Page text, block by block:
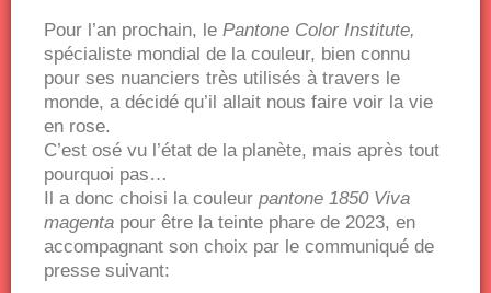
Pour l’an prochain, le Pantone Color Institute,
spécialiste mondial de la couleur, bien connu
pour ses nuanciers très utilisés à travers le
monde, a décidé qu’il allait nous faire voir la vie
en rose.
C’est osé vu l’état de la planète, mais après tout
pourquoi pas…
Il a donc choisi la couleur pantone 1850 Viva
magenta pour être la teinte phare de 2023, en
accompagnant son choix par le communiqué de
presse suivant: